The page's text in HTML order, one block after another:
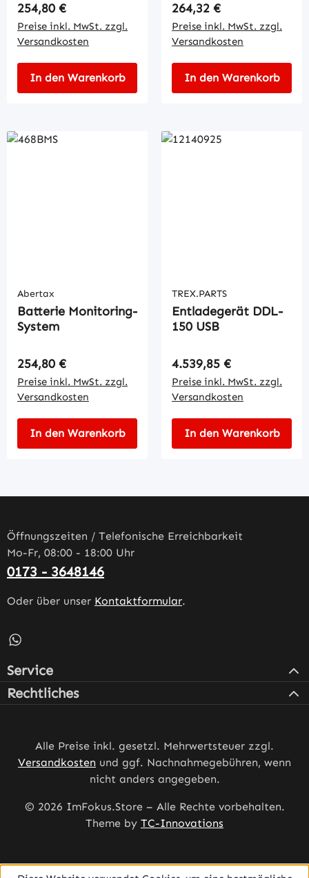
Regulärer Preis:
254,80 €
Preise inkl. MwSt. zzgl.
Versandkosten
In den Warenkorb
Regulärer Preis:
264,32 €
Preise inkl. MwSt. zzgl.
Versandkosten
In den Warenkorb
Abertax
Batterie Monitoring-
System
Regulärer Preis:
254,80 €
Preise inkl. MwSt. zzgl.
Versandkosten
In den Warenkorb
TREX.PARTS
Entladegerät DDL-
150 USB
Regulärer Preis:
4.539,85 €
Preise inkl. MwSt. zzgl.
Versandkosten
In den Warenkorb
Öffnungszeiten / Telefonische Erreichbarkeit
Mo-Fr, 08:00 - 18:00 Uhr
0173 - 3648146
Oder über unser Kontaktformular.
Schreib uns auf WhatsApp – öffnet in neuem Tab
Service
Rechtliches
Alle Preise inkl. gesetzl. Mehrwertsteuer zzgl.
Versandkosten und ggf. Nachnahmegebühren, wenn
nicht anders angegeben.
© 2026 ImFokus.Store – Alle Rechte vorbehalten.
Theme by TC-Innovations